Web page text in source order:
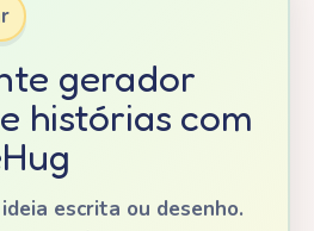
gerador
histórias com
ideia escrita ou desenho.